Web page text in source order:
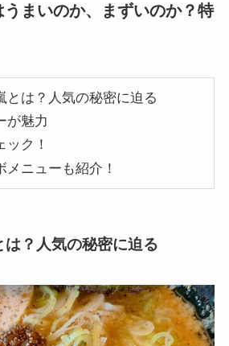
まいのか、まずいのか？特
とは？人気の秘密に迫る
が魅力
ック！
メニューも紹介！
は？人気の秘密に迫る